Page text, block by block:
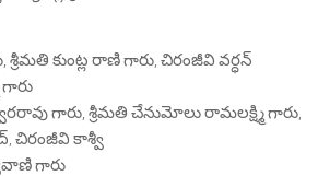
శ్రీమతి కుంట్ల రాణి గారు, చిరంజీవి వర్ధన్
గారు
గారు, శ్రీమతి చేనుమోలు రామలక్ష్మి గారు,
చిరంజీవి కాశ్వీ
గారు